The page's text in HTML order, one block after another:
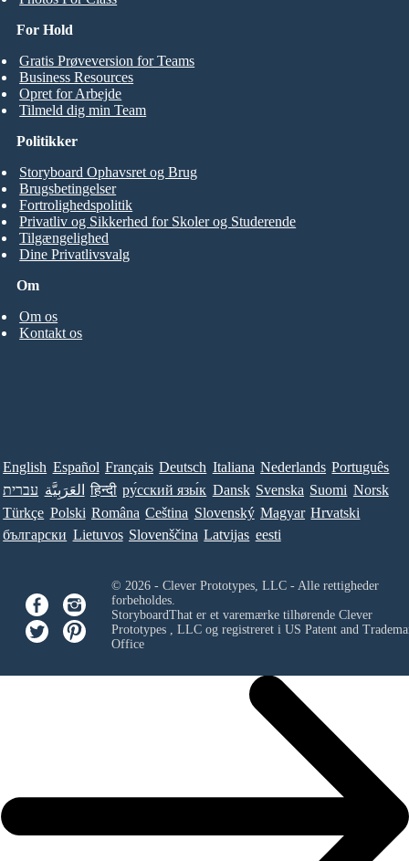
For Hold
Gratis Prøveversion for Teams
Business Resources
Opret for Arbejde
Tilmeld dig min Team
Om
Om os
Kontakt os
Politikker
Storyboard Ophavsret og Brug
Brugsbetingelser
Fortrolighedspolitik
Privatliv og Sikkerhed for Skoler og Studerende
Tilgængelighed
Dine Privatlivsvalg
English Español Français Deutsch Italiana Nederlands Português
עברית العَرَبِيَّة हिन्दी ру́сский язы́к Dansk Svenska Suomi Norsk
Türkçe Polski Româna Ceština Slovenský Magyar Hrvatski
български Lietuvos Slovenščina Latvijas eesti
© 2026 - Clever Prototypes, LLC - Alle rettigheder
forbeholdes.
StoryboardThat er et varemærke tilhørende Clever
Prototypes , LLCog registreret i US Patent and
Office